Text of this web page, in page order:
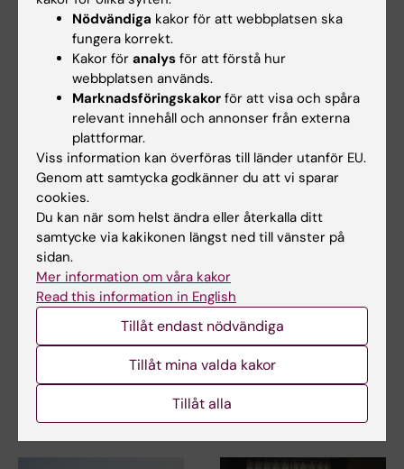
Nationellt centrum för
suicidforskning och prevention
(NASP) har…
spårtrafiken
Nationellt centrum för
24 mar 2026
Institutionen för
lärande, informatik,
management och
etik i fokus
Institutionen för lärande,
informatik, management och
Blir skoldagen bättre
med senare start?
Theresa Lemke samlar in data
från en studie där skolor
provat att anpassa…
Nödvändiga kakor för att webbplatsen ska
fungera korrekt.
Kakor för analys för att förstå hur
webbplatsen används.
Marknadsföringskakor för att visa och spåra
relevant innehåll och annonser från externa
plattformar.
Viss information kan överföras till länder utanför EU.
Genom att samtycka godkänner du att vi sparar
cookies.
Du kan när som helst ändra eller återkalla ditt
samtycke via kakikonen längst ned till vänster på
sidan.
Mer information om våra kakor
Read this information in English
Tillåt endast nödvändiga
Tillåt mina valda kakor
Tillåt alla